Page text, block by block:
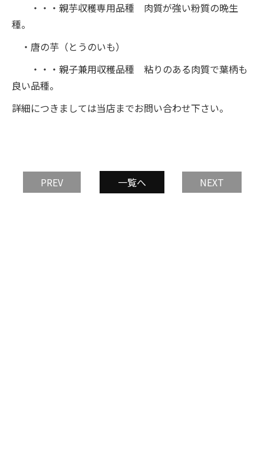
・・・親芋収穫専用品種 肉質が強い粉質の晩生
種。
・唐の芋（とうのいも）
・・・親子兼用収穫品種 粘りのある肉質で葉柄も
良い品種。
詳細につきましては当店までお問い合わせ下さい。
PREV 一覧へ NEXT